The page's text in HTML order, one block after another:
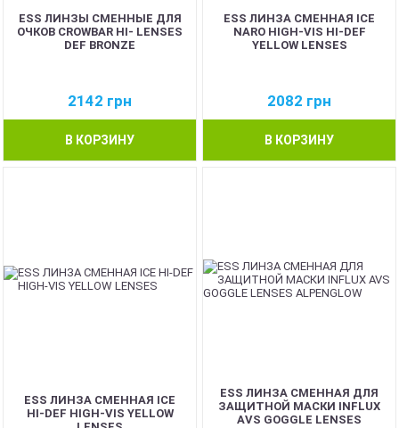
ESS ЛИНЗЫ СМЕННЫЕ ДЛЯ
ОЧКОВ CROWBAR HI- LENSES
DEF BRONZE
2142 грн
В КОРЗИНУ
ESS ЛИНЗА СМЕННАЯ ICE
NARO HIGH-VIS HI-DEF
YELLOW LENSES
2082 грн
В КОРЗИНУ
ESS ЛИНЗА СМЕННАЯ ICE
HI-DEF HIGH-VIS YELLOW
ESS ЛИНЗА СМЕННАЯ ДЛЯ
ЗАЩИТНОЙ МАСКИ INFLUX
AVS GOGGLE LENSES